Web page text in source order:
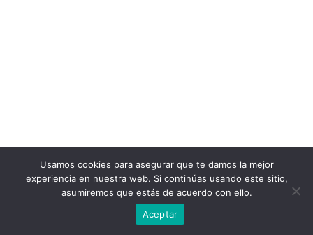
Usamos cookies para asegurar que te damos la mejor
experiencia en nuestra web. Si continúas usando este sitio,
asumiremos que estás de acuerdo con ello.
Aceptar